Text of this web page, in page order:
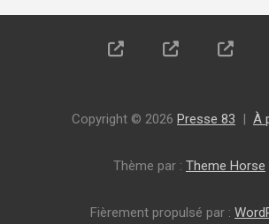
Copyright © 2026 Presse 83 À
Thème par : Theme Horse
Fièrement propulsé par :